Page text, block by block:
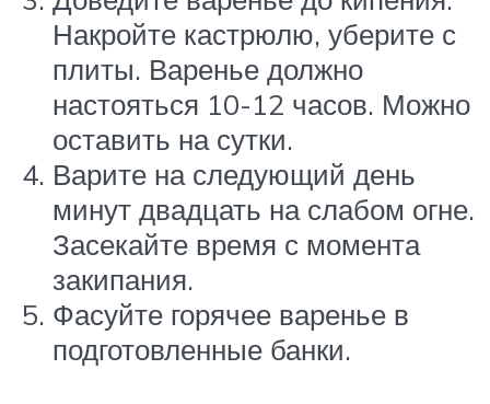
Накройте кастрюлю, уберите с
плиты. Варенье должно
настояться 10-12 часов. Можно
оставить на сутки.
Варите на следующий день
минут двадцать на слабом огне.
Засекайте время с момента
закипания.
Фасуйте горячее варенье в
подготовленные банки.